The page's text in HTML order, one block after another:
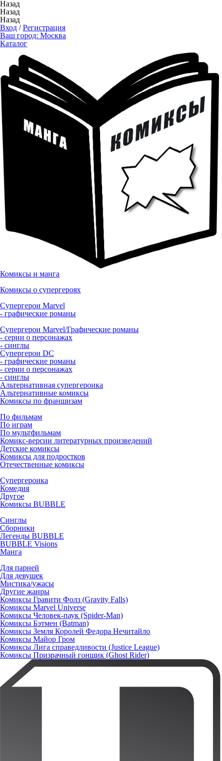
Назад
Назад
Назад
Вход /Регистрация
Ваш город: Москва
Каталог
Комиксы и манга
Комиксы о супергероях
Супергерои Marvel
- графические романы
Супергерои Marvel/Графические романы
- серии о персонажах
- синглы
Супергерои DC
- графические романы
- серии о персонажах
- синглы
Альтернативная супергероика
Альтернативные комиксы
Комиксы по франшизам
По фильмам
По играм
По мультфильмам
Комикс-версии литературных произведений
Детские комиксы
Комиксы для подростков
Отечественные комиксы
Супергероика
Комедия
Другое
Комиксы BUBBLE
Синглы
Сборники
Легенды BUBBLE
BUBBLE Visions
Манга
Для парней
Для девушек
Мистика/ужасы
Другие жанры
Комиксы Гравити Фолз (Gravity Falls)
Комиксы Marvel Universe
Комиксы Человек-паук (Spider-Man)
Комиксы Бэтмен (Batman)
Комиксы Земля Королей Федора Нечитайло
Комиксы Майор Гром
Комиксы Лига справедливости (Justice League)
Комиксы Призрачный гонщик (Ghost Rider)